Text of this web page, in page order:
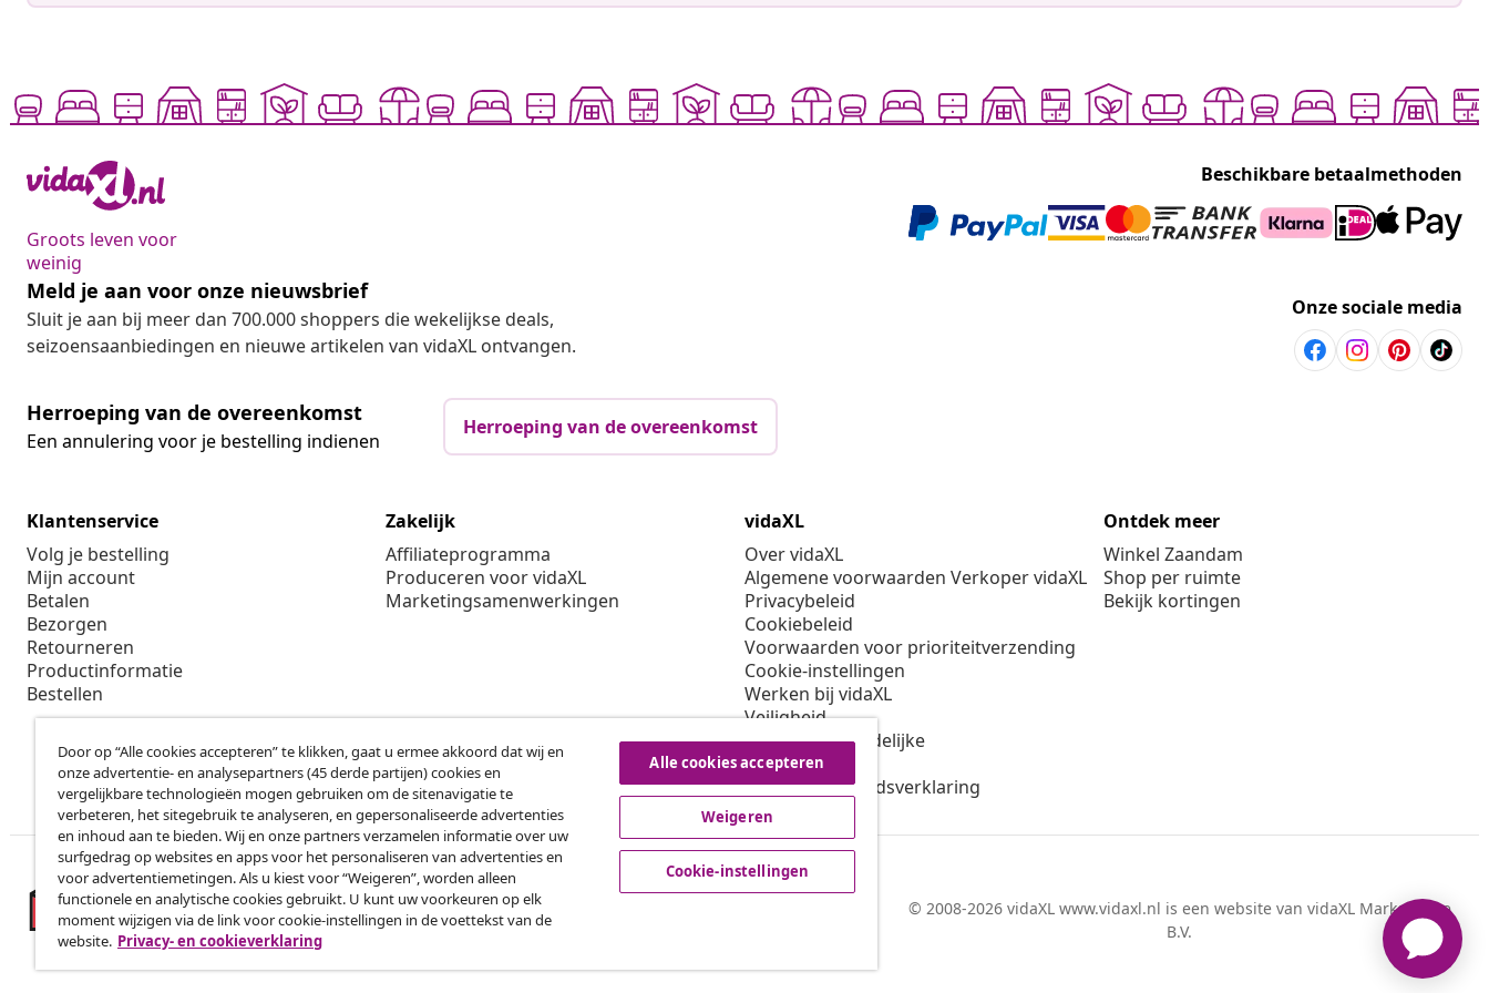
Groots leven voor
weinig
Beschikbare betaalmethoden
Meld je aan voor onze nieuwsbrief
Sluit je aan bij meer dan 700.000 shoppers die wekelijkse deals,
seizoensaanbiedingen en nieuwe artikelen van vidaXL ontvangen.
Onze sociale media
Herroeping van de overeenkomst
Een annulering voor je bestelling indienen
Herroeping van de overeenkomst
Klantenservice
Volg je bestelling
Mijn account
Betalen
Bezorgen
Retourneren
Productinformatie
Bestellen
Zakelijk
Affiliateprogramma
Produceren voor vidaXL
Marketingsamenwerkingen
vidaXL
Over vidaXL
Algemene voorwaarden Verkoper vidaXL
Privacybeleid
Cookiebeleid
Voorwaarden voor prioriteitverzending
Cookie-instellingen
Werken bij vidaXL
Veiligheid
EU verantwoordelijke
Beleid voor EPR
Toegankelijkheidsverklaring
Ontdek meer
Winkel Zaandam
Shop per ruimte
Bekijk kortingen
© 2008-2026 vidaXL www.vidaxl.nl is een website van vidaXL Marketplace
B.V.
Door op “Alle cookies accepteren” te klikken, gaat u ermee akkoord dat wij en
onze advertentie- en analysepartners (45 derde partijen) cookies en
vergelijkbare technologieën mogen gebruiken om de sitenavigatie te
verbeteren, het sitegebruik te analyseren, en gepersonaliseerde advertenties
en inhoud aan te bieden. Wij en onze partners verzamelen informatie over uw
surfgedrag op websites en apps voor het personaliseren van advertenties en
voor advertentiemetingen. Als u kiest voor “Weigeren”, worden alleen
functionele en analytische cookies gebruikt. U kunt uw voorkeuren op elk
moment wijzigen via de link voor cookie-instellingen in de voettekst van de
website. Privacy- en cookieverklaring
Alle cookies accepteren
Weigeren
Cookie-instellingen